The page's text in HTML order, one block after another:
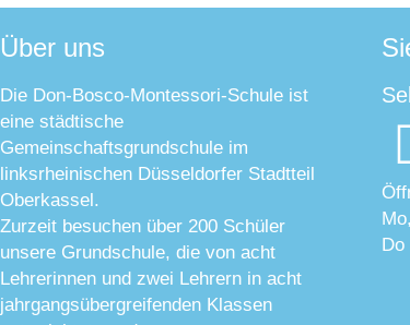
Über uns
Die Don-Bosco-Montessori-Schule ist
eine städtische
Gemeinschaftsgrundschule im
linksrheinischen Düsseldorfer Stadtteil
Oberkassel.
Zurzeit besuchen über 200 Schüler
unsere Grundschule, die von acht
Lehrerinnen und zwei Lehrern in acht
jahrgangsübergreifenden Klassen
Do